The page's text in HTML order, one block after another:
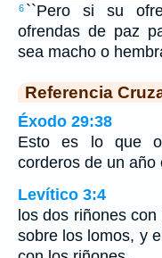
6 ``Pero si su
ofrendas de paz
sea macho o
Referencia
Éxodo 29:38
Esto es lo que
corderos de un año
Levítico 3:4
los dos riñones
sobre los lomos, y